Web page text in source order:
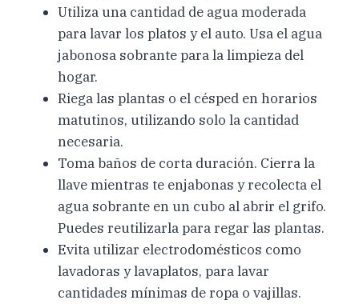
Utiliza una cantidad de agua moderada
para lavar los platos y el auto. Usa el agua
jabonosa sobrante para la limpieza del
hogar.
Riega las plantas o el césped en horarios
matutinos, utilizando solo la cantidad
necesaria.
Toma baños de corta duración. Cierra la
llave mientras te enjabonas y recolecta el
agua sobrante en un cubo al abrir el grifo.
Puedes reutilizarla para regar las plantas.
Evita utilizar electrodomésticos como
lavadoras y lavaplatos, para lavar
cantidades mínimas de ropa o vajillas.